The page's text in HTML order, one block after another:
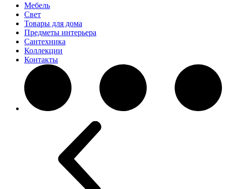
Мебель
Свет
Товары для дома
Предметы интерьера
Сантехника
Коллекции
Контакты